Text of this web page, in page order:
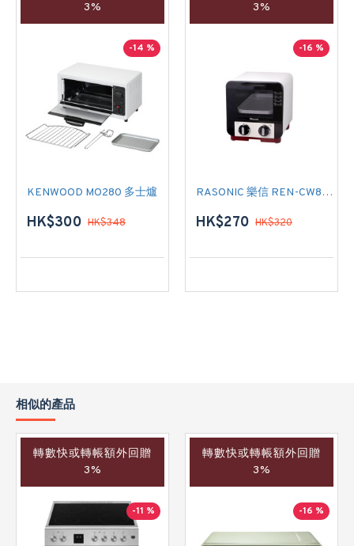
3%
-14 %
KENWOOD MO280 多士爐
HK$300 HK$348
3%
-16 %
RASONIC 樂信 REN-CW8 焗爐
HK$270 HK$320
相似的產品
轉數快或轉帳額外回贈
3%
-11 %
轉數快或轉帳額外回贈
3%
-16 %